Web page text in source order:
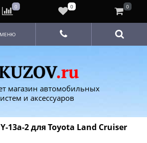
магазин автомобильных
и аксессуаров
МЕНЮ
13a-2 для Toyota Land Cruiser
0 0 0